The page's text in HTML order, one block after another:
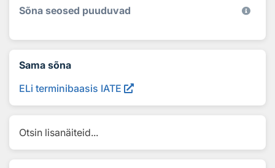
Sõna seosed puuduvad
Sama sõna
ELi terminibaasis IATE
Otsin lisanäiteid...